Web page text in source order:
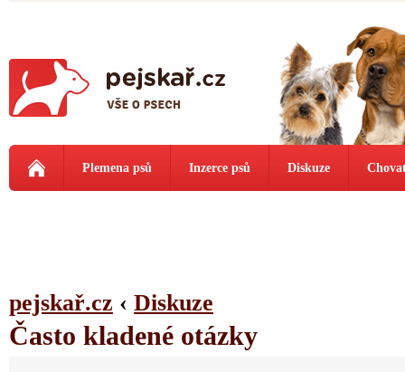
Plemena psů Inzerce psů Diskuze
pejskař.cz ‹ Diskuze
Často kladené otázky